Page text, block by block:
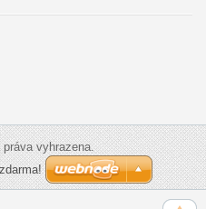
vyhrazena.